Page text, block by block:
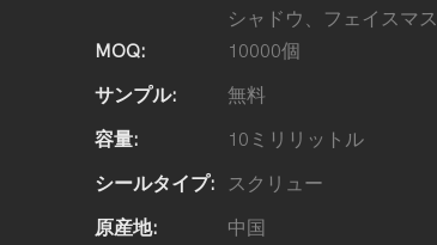
シャドウ、フェイスマ
MOQ:
10000個
サンプル: 無料
容量: 10ミリリットル
シールタイプ: スクリュー
原産地: 中国